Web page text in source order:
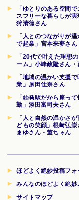
「ゆとりのある空間で
スフリーな暮らしが実
狩清徳さん
「人とのつながりが温
で起業」宮本来夢さん
「20代で叶えた理想
ーム」小峰政隆さん・
「地域の温かい支援で
業」原田佳奈さん
「始発駅だから座って
勤」添田富司夫さん
「人と自然の温かさが
どもの笑顔」根崎弘崇
まゆさん・菫ちゃん
ほどよく絶妙投稿フォ
みんなのほどよく絶
サイトマップ